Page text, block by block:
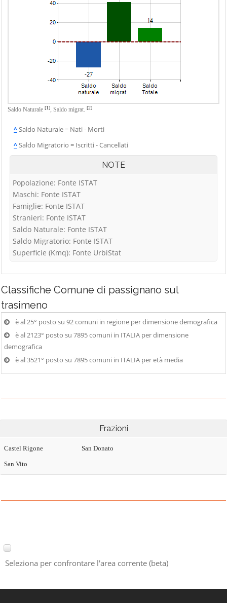
Saldo Naturale [1], Saldo migrat. [2]
^Saldo Naturale = Nati - Morti
^Saldo Migratorio = Iscritti - Cancellati
NOTE
Popolazione: Fonte ISTAT
Maschi: Fonte ISTAT
Famiglie: Fonte ISTAT
Stranieri: Fonte ISTAT
Saldo Naturale: Fonte ISTAT
Saldo Migratorio: Fonte ISTAT
Superficie (Kmq): Fonte UrbiStat
Classifiche Comune di passignano sul
trasimeno
è al 25° posto su 92 comuni in regione per dimensione demografica
è al 2123° posto su 7895 comuni in ITALIA per dimensione
demografica
è al 3521° posto su 7895 comuni in ITALIA per età media
Frazioni
Castel Rigone San Donato
San Vito
Seleziona per confrontare l'area corrente (beta)